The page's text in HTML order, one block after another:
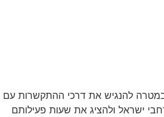
להנגיש את דרכי ההתקשרות עם
ישראל ולהציג את שעות פעילותם